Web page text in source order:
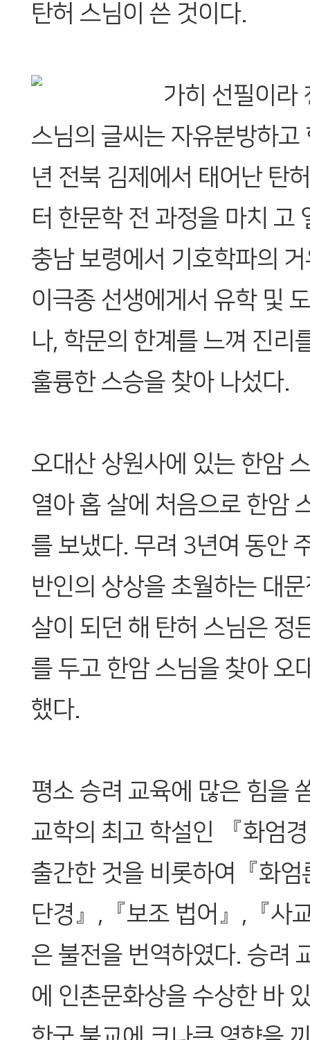
탄허 스님이 쓴 것이다.
가히 선필이라
스님의 글씨는 자유분방하
년 전북 김제에서 태어난 탄
터 한문학 전 과정을 마치 고
충남 보령에서 기호학파의
이극종 선생에게서 유학 및
나, 학문의 한계를 느껴 진리
훌륭한 스승을 찾아 나섰다.
오대산 상원사에 있는 한암
열아 홉 살에 처음으로 한암
를 보냈다. 무려 3년여 동안
반인의 상상을 초월하는 대
살이 되던 해 탄허 스님은 정
를 두고 한암 스님을 찾아 오
했다.
평소 승려 교육에 많은 힘을
교학의 최고 학설인 『화엄
출간한 것을 비롯하여『화
단경』,『보조 법어』,『사
은 불전을 번역하였다. 승려
에 인촌문화상을 수상한 바